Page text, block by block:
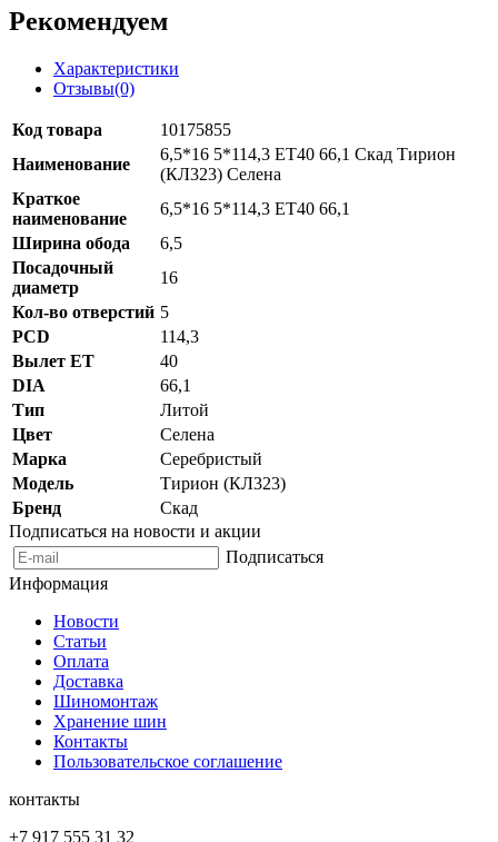
Рекомендуем
Характеристики
Отзывы(0)
Код товара
10175855
Наименование
6,5*16 5*114,3 ET40 66,1 Скад Тирион
(КЛ323) Селена
Краткое
наименование
6,5*16 5*114,3 ET40 66,1
Ширина обода
6,5
Посадочный
диаметр
16
Кол-во отверстий 5
PCD
114,3
Вылет ET
40
DIA
66,1
Тип
Литой
Цвет
Селена
Марка
Серебристый
Модель
Тирион (КЛ323)
Бренд
Скад
Подписаться на новости и акции
Подписаться
Информация
Новости
Статьи
Оплата
Доставка
Шиномонтаж
Хранение шин
Контакты
Пользовательское соглашение
контакты
+7 917 555 31 32